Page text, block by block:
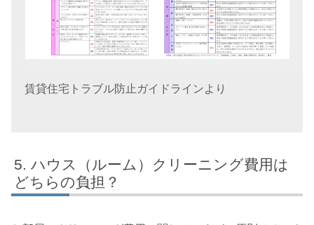
賃貸住宅トラブル防止ガイドラインより
ハウス（ルーム）クリーニング費用は
どちらの負担？